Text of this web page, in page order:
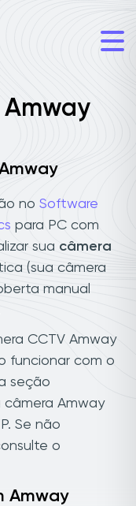
Amway
no Software
para PC com
sua câmera
(sua câmera
manual
CCTV Amway
funcionar com o
seção
câmera Amway
Se não
o
Amway